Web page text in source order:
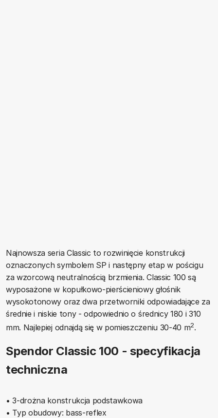
Najnowsza seria Classic to rozwinięcie konstrukcji
oznaczonych symbolem SP i następny etap w pościgu
za wzorcową neutralnością brzmienia. Classic 100 są
wyposażone w kopułkowo-pierścieniowy głośnik
wysokotonowy oraz dwa przetworniki odpowiadające za
średnie i niskie tony - odpowiednio o średnicy 180 i 310
mm. Najlepiej odnajdą się w pomieszczeniu 30-40 m2.
Spendor Classic 100 - specyfikacja
techniczna
• 3-drożna konstrukcja podstawkowa
• Typ obudowy: bass-reflex